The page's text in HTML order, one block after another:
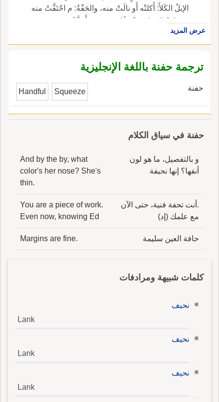
الإبلُ الكَلأَ: أَكلتْه أَو نالَتْ منه، والحَفّةُ: م احْتَفَّتْ منه
وحِفافُ الرمل: مُنْقَطَعُه، وجمعه أَحِفَّةٌ.
عرض المزيد
ترجمة حفنة باللغة الإنجليزية
حفنة Handful Squeeze
حفنة في سياق الكلام
و بالتفصيل، ما هو لون
أنفها؟ إنها نحيفة
And by the by, what
color's her nose? She's
thin.
.أنت تحفة فنية، حتى الآن
مع علمك (إد)
You are a piece of work.
Even now, knowing Ed
حافة العين سليمة Margins are fine.
كلمات شبيهة ومرادفات
نحيف
Lank
نحيف
Lank
نحيف
Lank